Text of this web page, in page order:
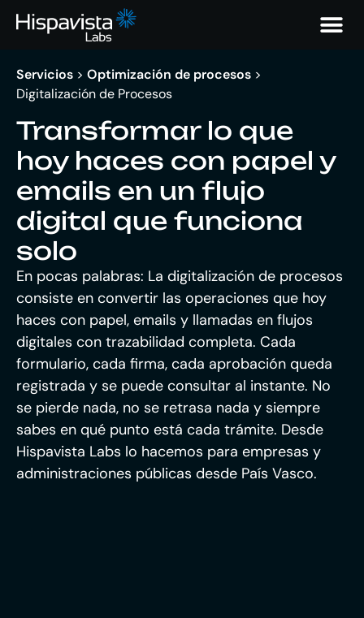
Servicios > Optimización de procesos >
Digitalización de Procesos
Transformar lo que
hoy haces con papel y
emails en un flujo
digital que funciona
solo
En pocas palabras: La digitalización de procesos
consiste en convertir las operaciones que hoy
haces con papel, emails y llamadas en flujos
digitales con trazabilidad completa. Cada
formulario, cada firma, cada aprobación queda
registrada y se puede consultar al instante. No
se pierde nada, no se retrasa nada y siempre
sabes en qué punto está cada trámite. Desde
Hispavista Labs lo hacemos para empresas y
administraciones públicas desde País Vasco.